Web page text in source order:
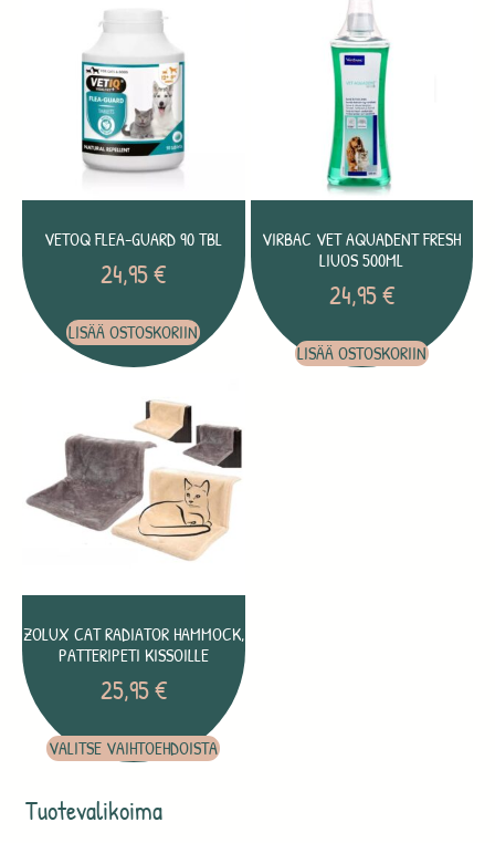
Tuotevalikoima
VETOQ FLEA-GUARD 90 TBL
24,95€
LISÄÄ OSTOSKORIIN
VIRBAC VET AQUADENT FRESH
LIUOS 500ML
24,95€
LISÄÄ OSTOSKORIIN
ZOLUX CAT RADIATOR HAMMOCK,
PATTERIPETI KISSOILLE
25,95€
VALITSE VAIHTOEHDOISTA